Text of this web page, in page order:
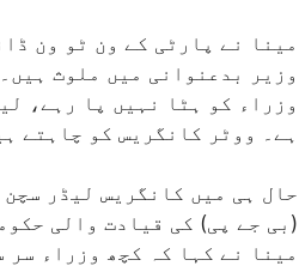
مینا نے پارٹی کے ون ٹو ون
وزیر بدعنوانی میں ملوث
وزراء کو ہٹا نہیں پا رہے،
ہے۔ ووٹر کانگریس کو چاہتے
حال ہی میں کانگریس لیڈر
(بی جے پی) کی قیادت والی
مینا نے کہا کہ کچھ وزراء